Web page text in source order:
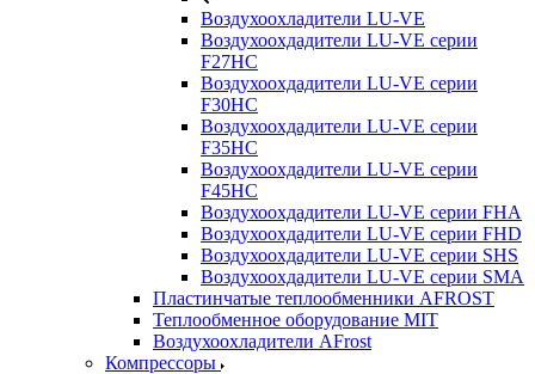
Воздухоохладители LU-VE
Воздухоохдадители LU-VE серии
F27HC
Воздухоохдадители LU-VE серии
F30HC
Воздухоохдадители LU-VE серии
F35HC
Воздухоохдадители LU-VE серии
F45HC
Воздухоохдадители LU-VE серии FHA
Воздухоохдадители LU-VE серии FHD
Воздухоохдадители LU-VE серии SHS
Воздухоохдадители LU-VE серии SMA
Пластинчатые теплообменники AFROST
Теплообменное оборудование MIT
Воздухоохладители AFrost
Компрессоры